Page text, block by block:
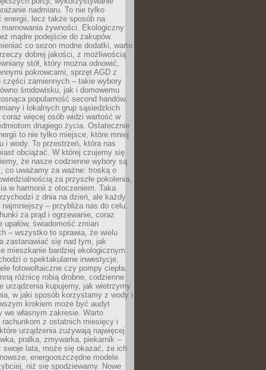
nadmiaru. To nie tylko
energii, lecz także sposób na
żywności. Ekologiczny
mądre podejście do zakupów.
co sezon modne dodatki, warto
dobrej jakości, z możliwością
stół, który można odnowić,
pokrowcami, sprzęt AGD z
części zamiennych – takie wybory
środowisku, jak i domowemu
popularność second handów,
i lokalnych grup sąsiedzkich
więcej osób widzi wartość w
drugiego życia. Ostatecznie
to nie tylko miejsce, które mniej
i wody. To przestrzeń, która nas
obciążać. W której czujemy się
że nasze codzienne wybory są
co uważamy za ważne: troską o
za przyszłe pokolenia,
w harmonii z otoczeniem. Taka
z dnia na dzień, ale każdy
najmniejszy – przybliża nas do celu.
za prąd i ogrzewanie, coraz
upałów, świadomość zmian
– wszystko to sprawia, że wielu
zastanawiać się nad tym, jak
mieszkanie bardziej ekologicznym.
o spektakularne inwestycje,
fotowoltaiczne czy pompy ciepła.
różnicę robią drobne, codzienne
urządzenia kupujemy, jak wietrzymy
w jaki sposób korzystamy z wody i
krokiem może być audyt
we własnym zakresie. Warto
z ostatnich miesięcy i
urządzenia zużywają najwięcej
pralka, zmywarka, piekarnik –
swoje lata, może się okazać, że ich
energooszczędne modele
niż się spodziewamy. Nowe